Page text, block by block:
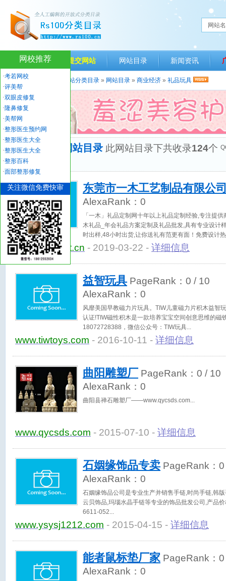
网站
网站首页 提交网站 网站目录 新闻资讯
当前位置： 人生一百网站分类目录 » 网站目录 » 商业经济 » 礼品玩具
“礼品玩具”网站目录 此网站目录下共收录124个
优秀网站
东莞市一木工艺制品有限公
AlexaRank： 0
「一木」礼品定制网十年以上礼品定制经验,专注提
木礼品_年会礼品方案定制及礼品批发,具有专业设计
时出样,48小时出货,让你送礼有范更有面！免费设计
400_0769_180,13723531970
www.yimugift.cn - 2019-03-22 - 详细信息
益智玩具 PageRank： 0 / 10
AlexaRank： 0
风靡美国早教磁力片玩具。TIW儿童磁力片积木益智
认证!TIW磁性积木是一款培养宝宝空间创意思维的磁
18072728388，微信公众号：TIW玩具
www.tiwtoys.com - 2016-10-11 - 详细信息
曲阳雕塑厂 PageRank： 0 / 10
AlexaRank： 0
曲阳县禅石雕塑厂——www.qycsds.com
www.qycsds.com - 2015-07-10 - 详细信息
石姻缘饰品专卖 PageRank： 0
AlexaRank： 0
石姻缘饰品公司是专业生产并销售手链,时尚手链,韩
云贝饰品,玛瑙水晶手链等专业的饰品批发公司,产品
6611-052
www.ysysj1212.com - 2015-04-15 - 详细信息
能者鼠标垫厂家 PageRank： 0
AlexaRank： 0
网校推荐
·考若网校
·评美帮
·双眼皮修复
·隆鼻修复
·美帮网
·整形医生预约网
·整形医生大全
·整形医生大全
·整形百科
·面部整形修复
关注微信免费快审